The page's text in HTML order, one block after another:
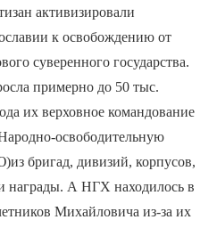
активизировали
к освобождению от
суверенного государства.
примерно до 50 тыс.
их верховное командование
освободительную
бригад, дивизий, корпусов,
награды. А НГХ находилось в
Михайловича из-за их